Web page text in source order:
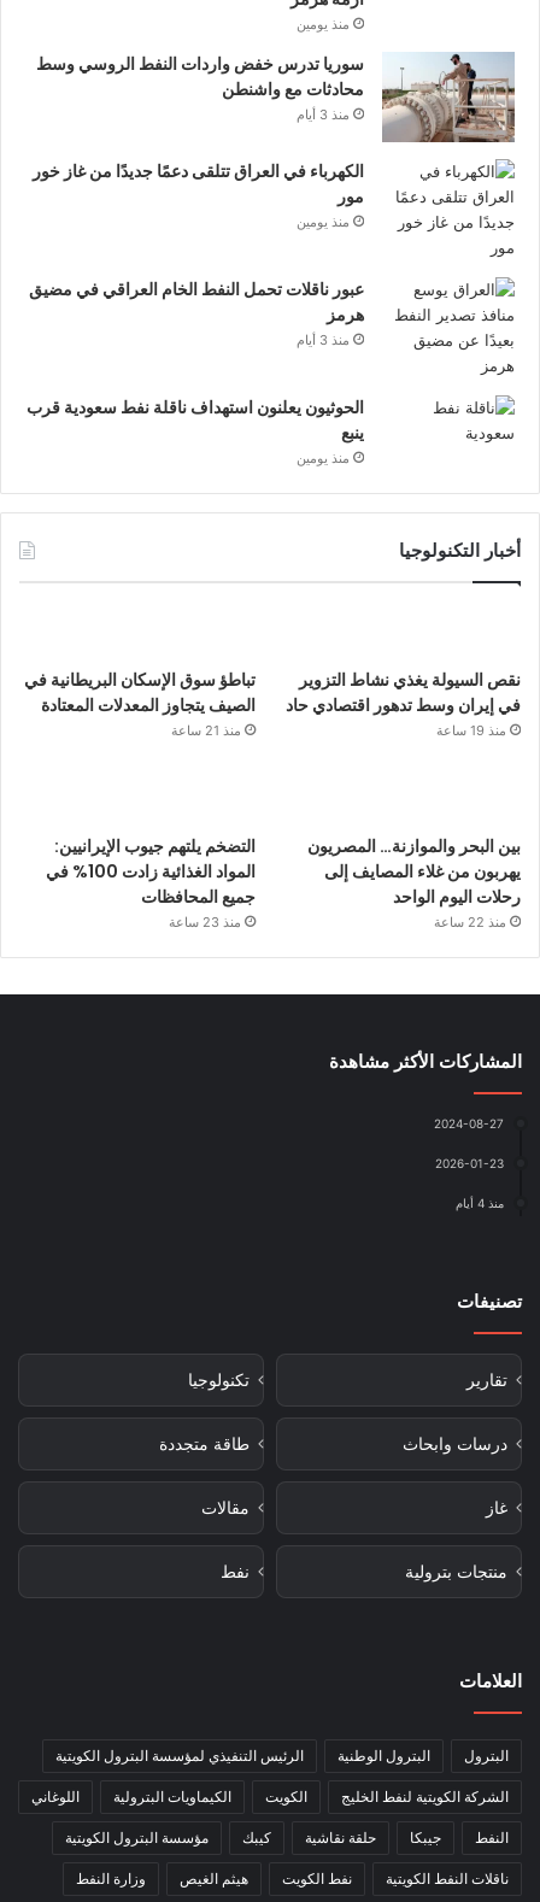
منذ يومين
سوريا تدرس خفض واردات النفط الروسي وسط
محادثات مع واشنطن
منذ 3 أيام
الكهرباء في العراق تتلقى دعمًا جديدًا من غاز خور
مور
منذ يومين
عبور ناقلات تحمل النفط الخام العراقي في مضيق
هرمز
منذ 3 أيام
الحوثيون يعلنون استهداف ناقلة نفط سعودية قرب
ينبع
منذ يومين
أخبار التكنولوجيا
نقص السيولة يغذي نشاط التزوير
في إيران وسط تدهور اقتصادي حاد
منذ 19 ساعة
تباطؤ سوق الإسكان البريطانية في
الصيف يتجاوز المعدلات المعتادة
منذ 21 ساعة
بين البحر والموازنة… المصريون
يهربون من غلاء المصايف إلى
رحلات اليوم الواحد
منذ 22 ساعة
التضخم يلتهم جيوب الإيرانيين:
المواد الغذائية زادت 100% في
جميع المحافظات
منذ 23 ساعة
المشاركات الأكثر مشاهدة
2024-08-27
2026-01-23
منذ 4 أيام
تصنيفات
تقارير تكنولوجيا
درسات وابحاث طاقة متجددة
غاز مقالات
منتجات بترولية نفط
العلامات
البترول البترول الوطنية الرئيس التنفيذي لمؤسسة البترول الكويتية
الشركة الكويتية لنفط الخليج الكويت الكيماويات البترولية اللوغاني
النفط جيبكا حلقة نقاشية كيبك مؤسسة البترول الكويتية
ناقلات النفط الكويتية نفط الكويت هيثم الغيص وزارة النفط